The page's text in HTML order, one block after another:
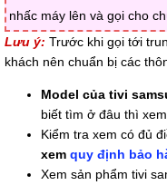
nhấc máy lên và gọi cho
Lưu ý: Trước khi gọi tới
khách nên chuẩn bị các
Model của tivi
biết tìm ở đâu thì
Kiểm tra xem có đủ
xem quy định bảo
Xem sản phẩm tivi